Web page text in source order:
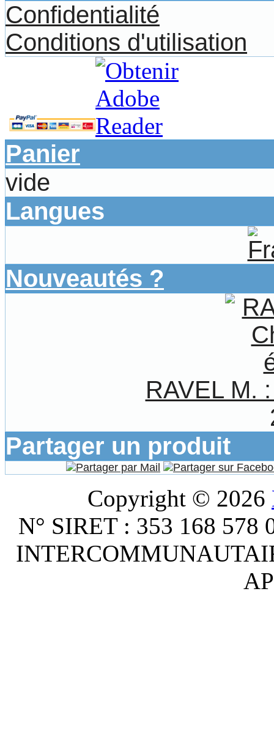
Confidentialité
Conditions d'utilisation
Panier
vide
Langues
Nouveautés ?
RAVEL M.
Partager un produit
Copyright © 2026
N° SIRET : 353 168